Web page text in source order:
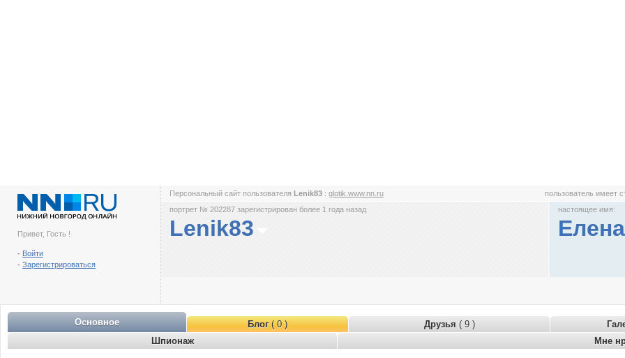
Привет, Гость !
- Войти
- Зарегистрироваться
Персональный сайт пользователя Lenik83 : glotik.www.nn.ru пользователь имеет
портрет № 202287 зарегистрирован более 1 года назад
Lenik83
настоящее имя:
Елена
Основное Блог( 0 ) Друзья ( 9 )
Шпионаж
Мне